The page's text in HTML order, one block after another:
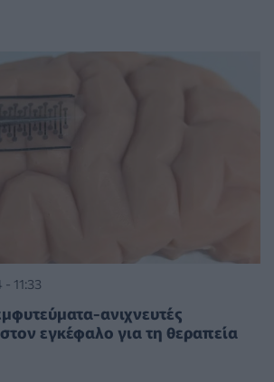
11:33
ανιχνευτές
εγκέφαλο για τη θεραπεία